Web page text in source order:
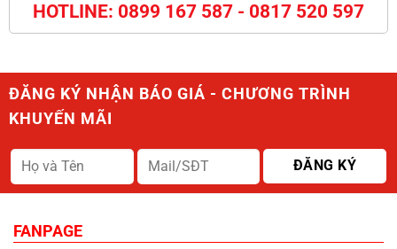
HOTLINE: 0899 167 587 - 0817 520 597
ĐĂNG KÝ NHẬN BÁO GIÁ - CHƯƠNG TRÌNH
KHUYẾN MÃI
FANPAGE